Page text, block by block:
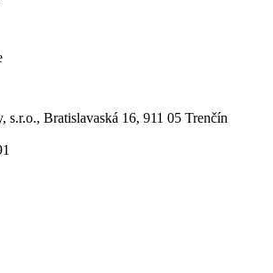
s.r.o., Bratislavaská 16, 911 05 Trenčín